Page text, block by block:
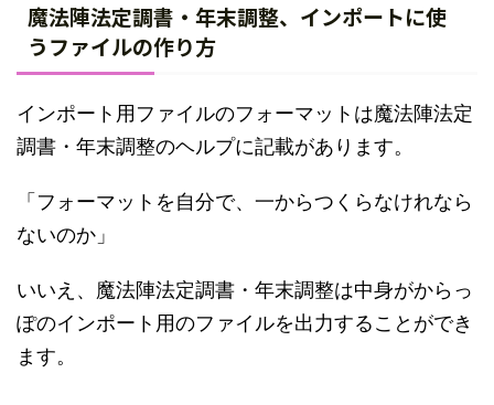
魔法陣法定調書・年末調整、インポートに使
うファイルの作り方
インポート用ファイルのフォーマットは魔法陣法定
調書・年末調整のヘルプに記載があります。
「フォーマットを自分で、一からつくらなけれなら
ないのか」
いいえ、魔法陣法定調書・年末調整は中身がからっ
ぽのインポート用のファイルを出力することができ
ます。